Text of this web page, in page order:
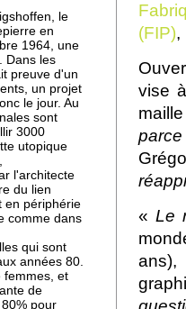
d'un
le
en
1964, une
Dans les
preuve d'un
un projet
le jour. Au
sont
3000
utopique
l'architecte
du lien
en périphérie
comme dans
qui sont
années 80.
femmes, et
de
pour
(FIP),
vise
«Le